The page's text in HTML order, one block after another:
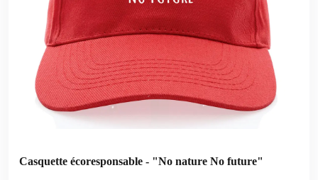
Casquette écoresponsable - "No nature No future"